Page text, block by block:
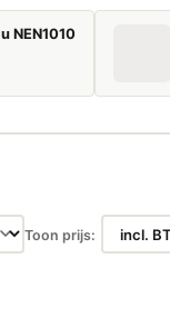
NEN1010
Toon prijs: